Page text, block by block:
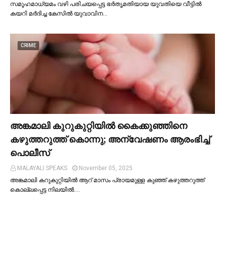
സമൂഹമാധ്യമം വഴി പരിചയപ്പെട്ട ഭർതൃമതിയായ യുവതിയെ വീട്ടില്‍
കയറി മർദിച്ച കേസില്‍ യുവാവിന…
CRIME
അങ്കമാലി കുറുകുറ്റിയില്‍ കൈക്കുഞ്ഞിനെ
കഴുത്തറുത്ത് കൊന്നു; അന്വേഷണം ആരംഭിച്ച്‌
പൊലീസ്
MALAYALI SPEAKS
November 05, 2025
അങ്കമാലി കറുകുറ്റിയില്‍ ആറ് മാസം പ്രായമുള്ള കുഞ്ഞ് കഴുത്തറുത്ത്
കൊല്ലപ്പെട്ട നിലയില്‍.…